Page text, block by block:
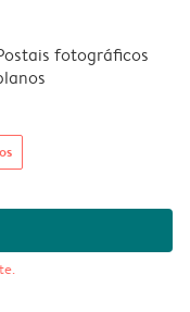
fotográficos
.